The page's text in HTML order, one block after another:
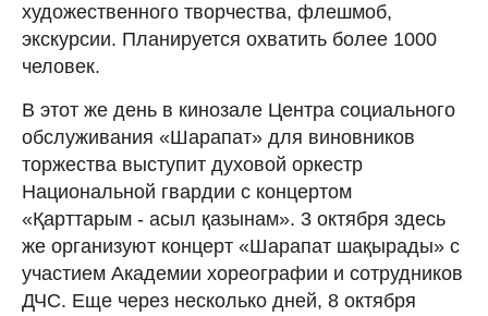
художественного творчества, флешмоб,
экскурсии. Планируется охватить более 1000
человек.
В этот же день в кинозале Центра социального
обслуживания «Шарапат» для виновников
торжества выступит духовой оркестр
Национальной гвардии с концертом
«Қарттарым - асыл қазынам». 3 октября здесь
же организуют концерт «Шарапат шақырады» с
участием Академии хореографии и сотрудников
ДЧС. Еще через несколько дней, 8 октября